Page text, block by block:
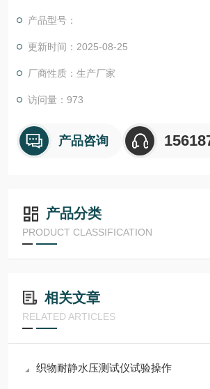
产品型号：
更新时间：2025-08-25
厂商性质：生产厂家
访问量：973
产品咨询
产品分类
PRODUCT CLASSIFICATION
相关文章
RELATED ARTICLES
织物耐静水压测试仪试验操作